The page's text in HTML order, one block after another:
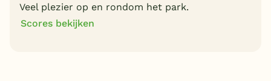
Veel plezier op en rondom het park.
Scores bekijken